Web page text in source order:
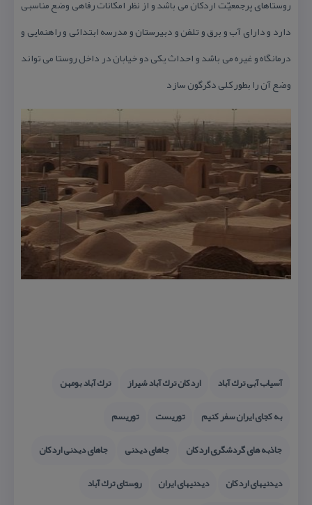
روستاهای پرجمعیّت اردكان می باشد و از نظر امكانات رفاهی وضع مناسبی
دارد و دارای آب و برق و تلفن و دبیرستان و مدرسه ابتدائی و راهنمایی و
درمانگاه و غیره می باشد و احداث یكی دو خیابان در داخل روستا می تواند
وضع آن را بطور كلی دگرگون سازد
آسیاب آبی ترك آباد اردكان ترك آباد شیراز
ترك آباد بومهن
به كجای ایران سفر كنیم
توریست
توریسم
جاذبه های گردشگری اردكان
جاهای دیدنی
جاهای دیدنی اردكان
دیدنیهای اردكان
دیدنیهای ایران
روستای ترك آباد